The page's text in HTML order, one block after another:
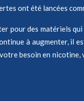
ont été lancées
pour des matériels
à augmenter, il
besoin en